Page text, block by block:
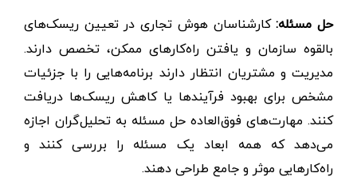
حل مسئله:کارشناسان هوش تجاری در تعیین ریسک‌های
بالقوه سازمان و یافتن راه‌کارهای ممکن، تخصص دارند.
مدیریت و مشتریان انتظار دارند برنامه‌هایی را با جزئیات
مشخص برای بهبود فرآیندها یا کاهش ریسک‌ها دریافت
کنند. مهارت‌های فوق‌العاده حل مسئله به تحلیل‌گران اجازه
می‌دهد که همه ابعاد یک مسئله را بررسی کنند و
راه‌کارهایی موثر و جامع طراحی دهند.